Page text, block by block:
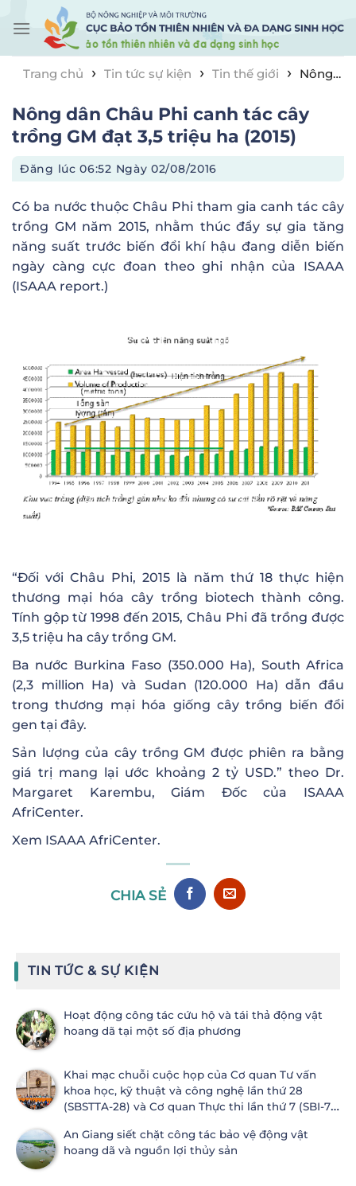
content
Trang chủ
› Tin tức sự kiện › Tin thế giới › Nông
(2015)
Nông dân Châu Phi canh tác cây
trồng GM đạt 3,5 triệu ha (2015)
Đăng lúc06:52 Ngày 02/08/2016
Có ba nước thuộc Châu Phi tham gia canh tác cây
trồng GM năm 2015, nhằm thúc đẩy sự gia tăng
năng suất trước biến đổi khí hậu đang diễn biến
ngày càng cực đoan theo ghi nhận của ISAAA
(ISAAA report.)
“Đối với Châu Phi, 2015 là năm thứ 18 thực hiện
thương mại hóa cây trồng biotech thành công.
Tính gộp từ 1998 đến 2015, Châu Phi đã trồng được
3,5 triệu ha cây trồng GM.
Ba nước Burkina Faso (350.000 Ha), South Africa
(2,3 million Ha) và Sudan (120.000 Ha) dẫn đầu
trong thương mại hóa giống cây trồng biến đổi
gen tại đây.
Sản lượng của cây trồng GM được phiên ra bằng
giá trị mang lại ước khoảng 2 tỷ USD.” theo Dr.
Margaret Karembu, Giám Đốc của ISAAA
AfriCenter.
Xem ISAAA AfriCenter.
CHIA SẺ
TIN TỨC & SỰ KIỆN
Hoạt động công tác cứu hộ và tái thả động vật
hoang dã tại một số địa phương
Khai mạc chuỗi cuộc họp của Cơ quan Tư vấn
khoa học, kỹ thuật và công nghệ lần thứ 28
(SBSTTA-28) và Cơ quan Thực thi lần thứ 7 (SBI-7)
An Giang siết chặt công tác bảo vệ động vật
hoang dã và nguồn lợi thủy sản